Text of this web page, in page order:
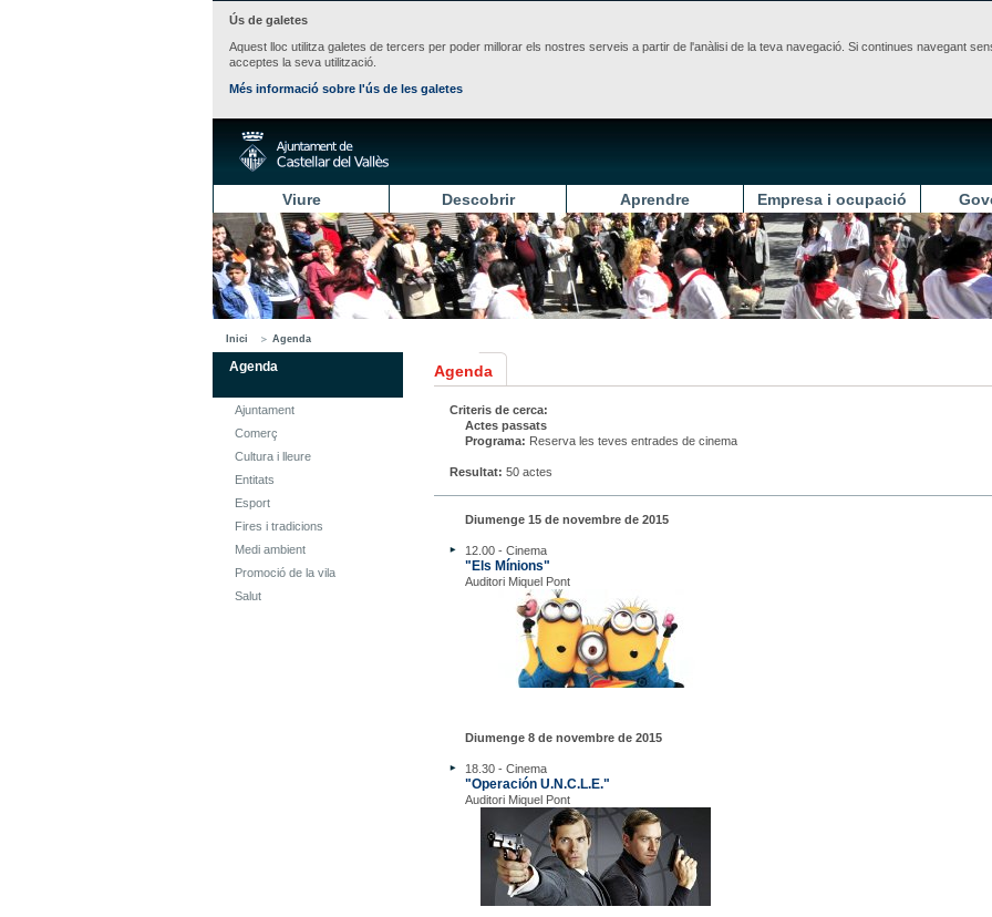
Ús de galetes
Aquest lloc utilitza galetes de tercers per poder millorar els nostres serveis a partir de l'anàlisi de la teva navegació. Si continues navegant
acceptes la seva utilització.
Més informació sobre l'ús de les galetes
Viure Descobrir Aprendre Empresa i ocupació
Inici Agenda
Agenda
Ajuntament
Comerç
Cultura i lleure
Entitats
Esport
Fires i tradicions
Medi ambient
Promoció de la vila
Salut
Agenda
Criteris de cerca:
Actes passats
Programa: Reserva les teves entrades de cinema
Resultat: 50 actes
Diumenge 15 de novembre de 2015
12.00 - Cinema
"Els Mínions"
Auditori Miquel Pont
Diumenge 8 de novembre de 2015
18.30 - Cinema
"Operación U.N.C.L.E."
Auditori Miquel Pont